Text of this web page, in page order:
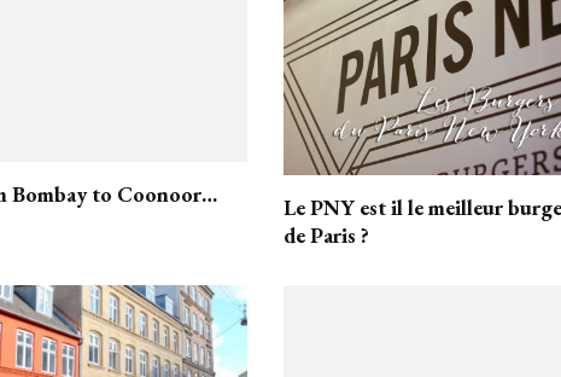
Bombay to Coonoor…
Le PNY est il le meilleur
de Paris ?